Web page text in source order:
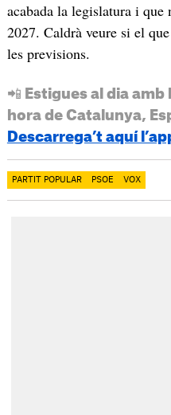
acabada la legislatura i que
2027. Caldrà veure si el
les previsions.
📲 Estigues al dia
hora de Catalunya,
Descarrega’t aquí
PARTIT POPULAR PSOE VOX